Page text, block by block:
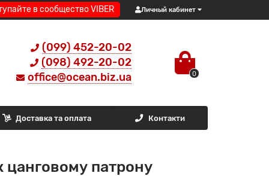
в сообщество VIBER Личный кабинет
(099) 452-20-02
(098) 492-20-02
office@ocean.biz.ua
0
Доставка та оплата Контакти
патрону